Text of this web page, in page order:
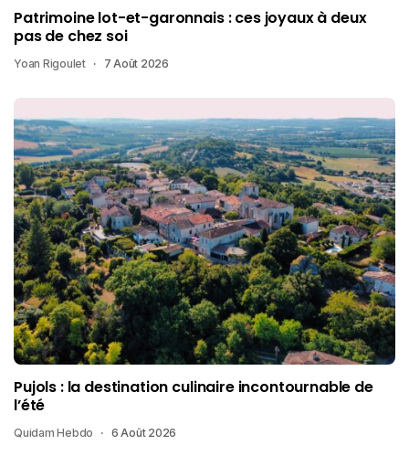
Patrimoine lot-et-garonnais : ces joyaux à deux
pas de chez soi
Yoan Rigoulet 7 Août 2026
Pujols : la destination culinaire incontournable de
l’été
Quidam Hebdo 6 Août 2026